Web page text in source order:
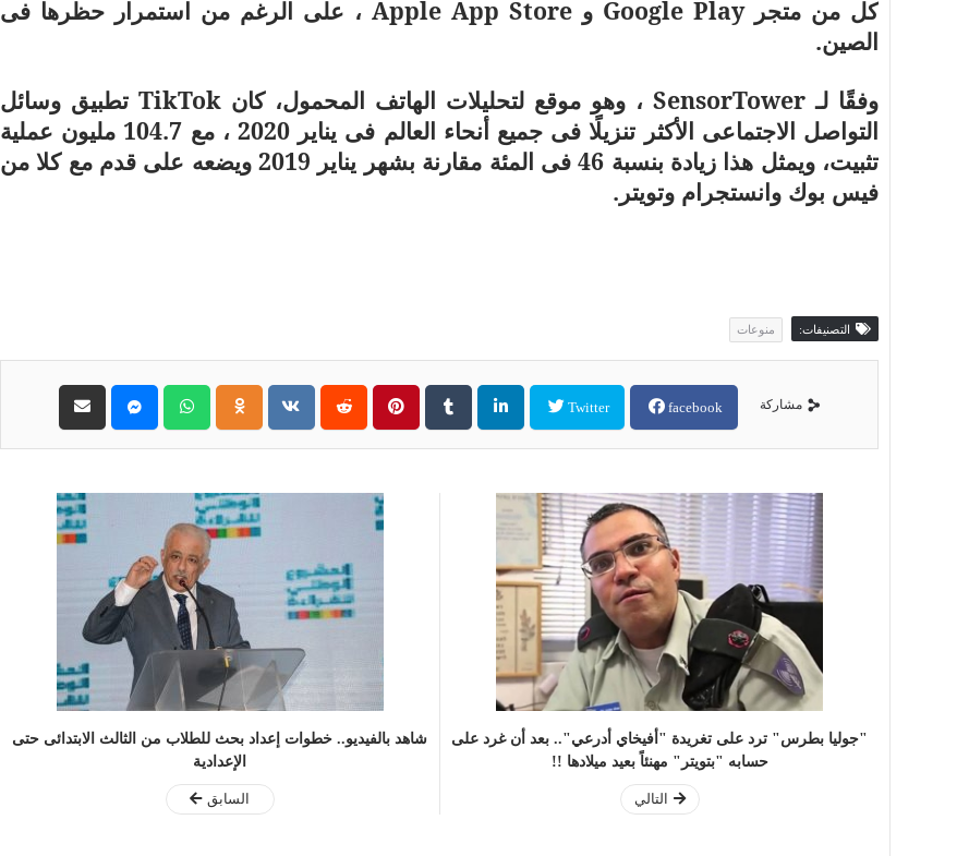
كل من متجرGoogle Play و Apple App Store ، على الرغم من استمرار حظرها فى
الصين.
وفقًا لـ SensorTower ، وهو موقع لتحليلات الهاتف المحمول، كان TikTok تطبيق وسائل
التواصل الاجتماعى الأكثر تنزيلًا فى جميع أنحاء العالم فى يناير 2020 ، مع 104.7 مليون عملية
تثبيت، ويمثل هذا زيادة بنسبة 46 فى المئة مقارنة بشهر يناير 2019 ويضعه على قدم مع كلا من
فيس بوك وانستجرام وتويتر.
التصنيفات: منوعات
مشاركة facebook
Twitter
"جوليا بطرس" ترد على تغريدة "أفيخاي أدرعي".. بعد أن غرد على
حسابه "بتويتر" مهنئاً بعيد ميلادها !!
التالي
شاهد بالفيديو.. خطوات إعداد بحث للطلاب من الثالث الابتدائى حتى
الإعدادية
السابق